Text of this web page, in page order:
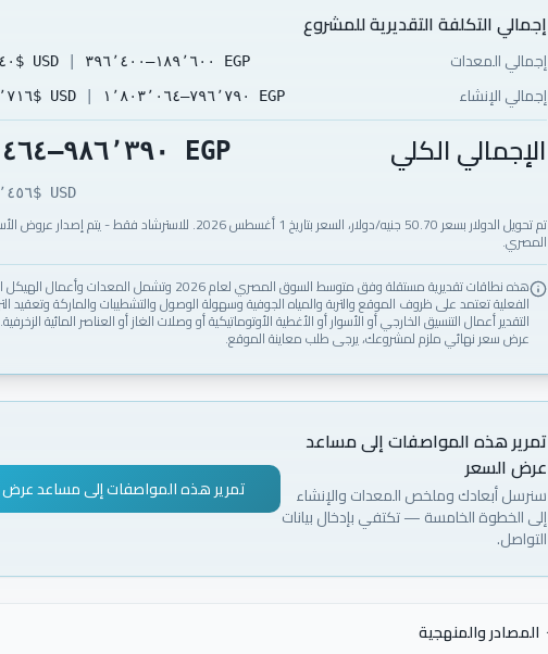
إجمالي التكلفة التقديرية للمشروع
إجمالي المعدات EGP ١٨٩٬٦٠٠–٣٩٦٬٤٠٠ USD $
إجمالي الإنشاء EGP ٧٩٦٬٧٩٠–١٬٨٠٣٬٠٦٤ USD $
الإجمالي الكلي EGP ٩٨٦٬٣٩٠–
USD $
تم تحويل الدولار بسعر 50.70 جنيه/دولار، السعر بتاريخ 1 أغسطس 2026. للاسترشاد فقط - يتم
المصري.
هذه نطاقات تقديرية مستقلة وفق متوسط السوق المصري لعام 2026 وتشمل
الفعلية تعتمد على ظروف الموقع والتربة والمياه الجوفية وسهولة الوصول والتشطيبات والماركة وتعقيد
التقدير أعمال التنسيق الخارجي أو الأسوار أو الأغطية الأوتوماتيكية أو وصلات الغاز أو العناصر المائية
عرض سعر نهائي ملزم لمشروعك، يرجى طلب معاينة الموقع.
تمرير هذه المواصفات إلى مساعد
عرض السعر
سنرسل أبعادك وملخص المعدات والإنشاء
إلى الخطوة الخامسة — تكتفي بإدخال بيانات
التواصل.
تمرير هذه المواصفات إلى مساعد عرض
المصادر والمنهجية